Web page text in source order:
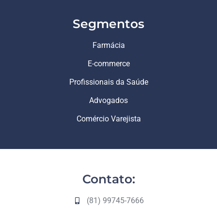
Segmentos
Farmácia
E-commerce
Profissionais da Saúde
Advogados
Comércio Varejista
Contato:
(81) 99745-7666